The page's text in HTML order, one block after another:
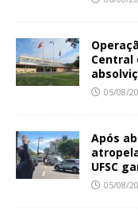
Central
05/08/
Após
UFSC
05/08/